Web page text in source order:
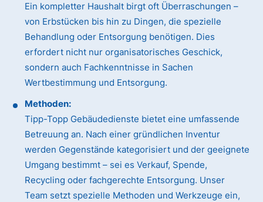
Ein kompletter Haushalt birgt oft Überraschungen –
von Erbstücken bis hin zu Dingen, die spezielle
Behandlung oder Entsorgung benötigen. Dies
erfordert nicht nur organisatorisches Geschick,
sondern auch Fachkenntnisse in Sachen
Wertbestimmung und Entsorgung.
Methoden:
Tipp-Topp Gebäudedienste bietet eine umfassende
Betreuung an. Nach einer gründlichen Inventur
werden Gegenstände kategorisiert und der geeignete
Umgang bestimmt – sei es Verkauf, Spende,
Recycling oder fachgerechte Entsorgung. Unser
Team setzt spezielle Methoden und Werkzeuge ein,